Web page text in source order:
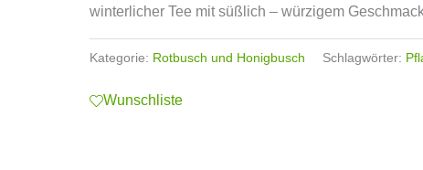
winterlicher Tee mit süßlich – würzigem
Kategorie: Rotbusch und Honigbusch Schlagwörter:
Wunschliste